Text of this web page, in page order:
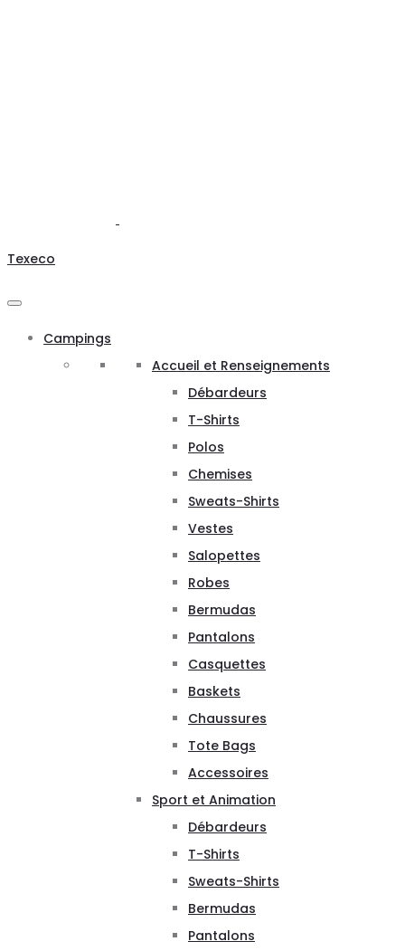
Texeco
Campings
Accueil et Renseignements
Débardeurs
T-Shirts
Polos
Chemises
Sweats-Shirts
Vestes
Salopettes
Robes
Bermudas
Pantalons
Casquettes
Baskets
Chaussures
Tote Bags
Accessoires
Sport et Animation
Débardeurs
T-Shirts
Sweats-Shirts
Bermudas
Pantalons